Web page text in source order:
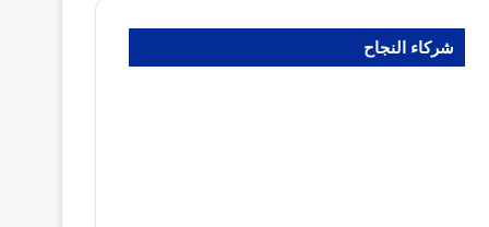
شركاء النجاح